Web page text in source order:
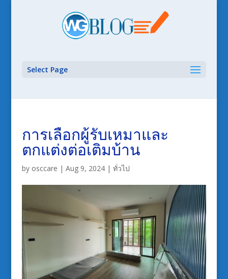
Select Page
การเลือกผู้รับเหมาและ
ตกแต่งต่อเติมบ้าน
by osccare | Aug 9, 2024| ทั่วไป